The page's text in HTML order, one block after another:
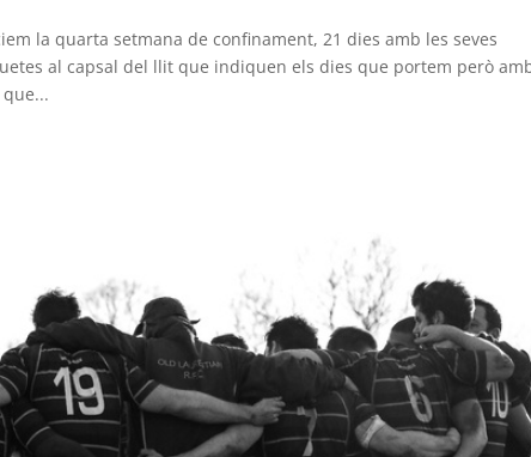
la quarta setmana de confinament, 21 dies amb les seves
al capsal del llit que indiquen els dies que portem però